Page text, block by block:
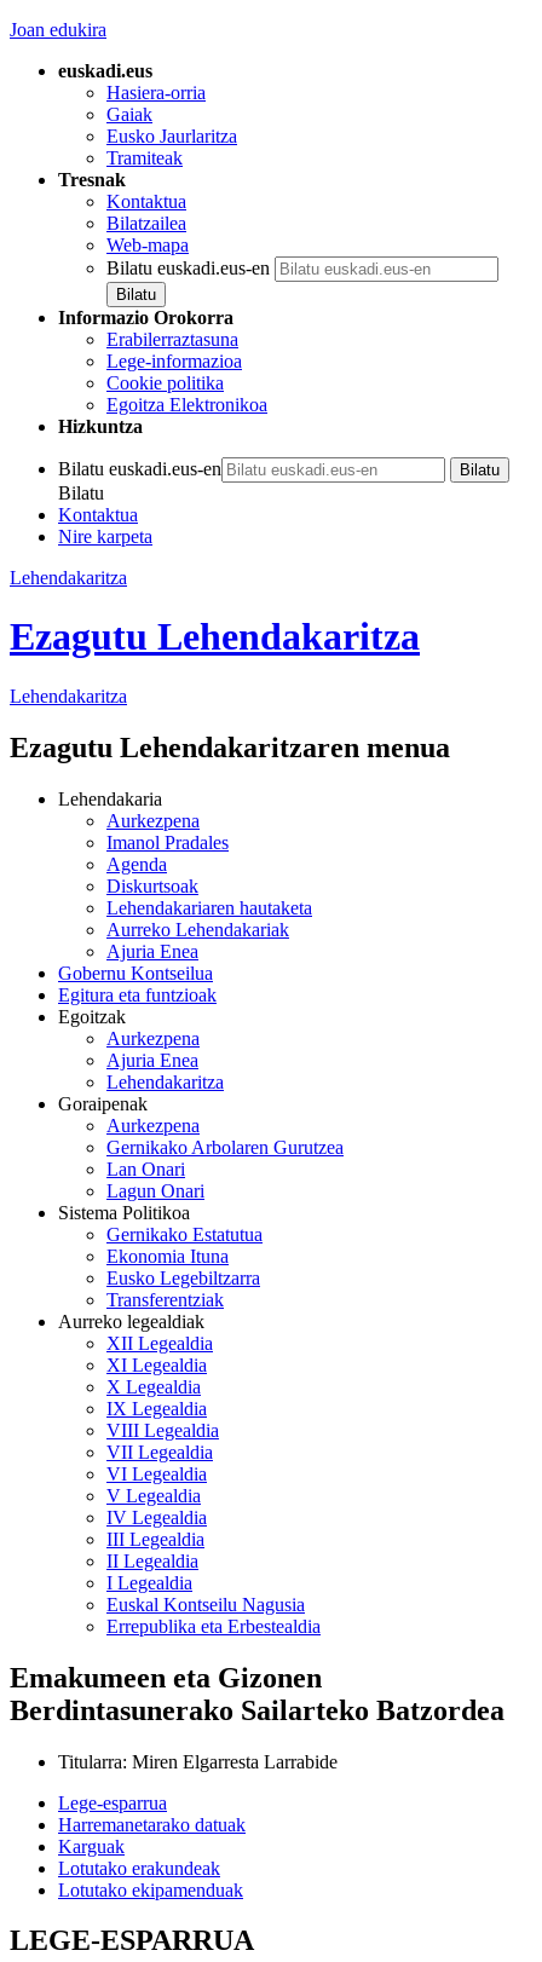
Joan edukira
euskadi.eus
Hasiera-orria
Gaiak
Eusko Jaurlaritza
Tramiteak
Tresnak
Kontaktua
Bilatzailea
Web-mapa
Bilatu euskadi.eus-en
Informazio Orokorra
Erabilerraztasuna
Lege-informazioa
Cookie politika
Egoitza Elektronikoa
Hizkuntza
Bilatu euskadi.eus-en
Bilatu
Kontaktua
Nire karpeta
Lehendakaritza
Ezagutu Lehendakaritza
Lehendakaritza
Ezagutu Lehendakaritzaren menua
Lehendakaria
Aurkezpena
Imanol Pradales
Agenda
Diskurtsoak
Lehendakariaren hautaketa
Aurreko Lehendakariak
Ajuria Enea
Gobernu Kontseilua
Egitura eta funtzioak
Egoitzak
Aurkezpena
Ajuria Enea
Lehendakaritza
Goraipenak
Aurkezpena
Gernikako Arbolaren Gurutzea
Lan Onari
Lagun Onari
Sistema Politikoa
Gernikako Estatutua
Ekonomia Ituna
Eusko Legebiltzarra
Transferentziak
Aurreko legealdiak
XII Legealdia
XI Legealdia
X Legealdia
IX Legealdia
VIII Legealdia
VII Legealdia
VI Legealdia
V Legealdia
IV Legealdia
III Legealdia
II Legealdia
I Legealdia
Euskal Kontseilu Nagusia
Errepublika eta Erbestealdia
Emakumeen eta Gizonen
Berdintasunerako Sailarteko Batzordea
Titularra: Miren Elgarresta Larrabide
Lege-esparrua
Harremanetarako datuak
Karguak
Lotutako erakundeak
Lotutako ekipamenduak
LEGE-ESPARRUA